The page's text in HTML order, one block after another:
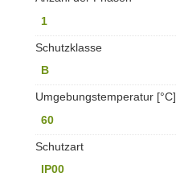
1
Schutzklasse
B
Umgebungstemperatur [°C]
60
Schutzart
IP00